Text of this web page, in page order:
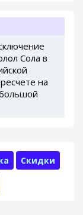
Сола в
на
Скидки